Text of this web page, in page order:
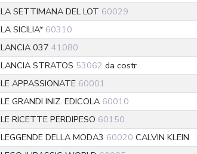
LA SETTIMANA DEL LOT 60029
LA SICILIA* 60310
LANCIA 037 41080
LANCIA STRATOS 53062 da costr
LE APPASSIONATE 60001
LE GRANDI INIZ. EDICOLA 60010
LE RICETTE PERDIPESO 60150
LEGGENDE DELLA MODA3 60020 CALVIN KLEIN